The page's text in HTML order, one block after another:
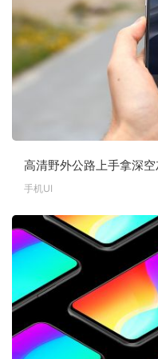
高清野外公路上手拿深
手机UI